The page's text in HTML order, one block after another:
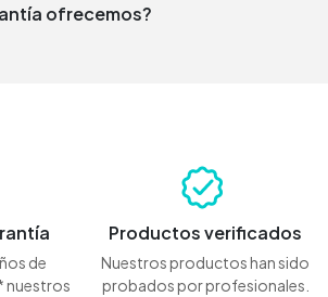
garantía ofrecemos?
de
nuestros
Productos verificados
Nuestros productos han sido
probados por profesionales.